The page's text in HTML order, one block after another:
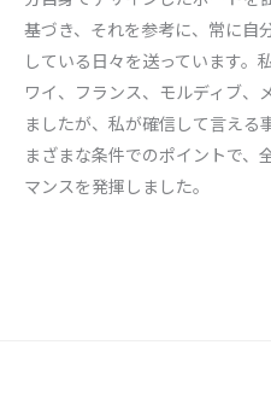
基づき、それを参考に、常に自
している日々を送っています。
ワイ、フランス、モルディブ、
ましたが、私が確信して言える
まざまな条件でのポイントで、
マンスを発揮しました。